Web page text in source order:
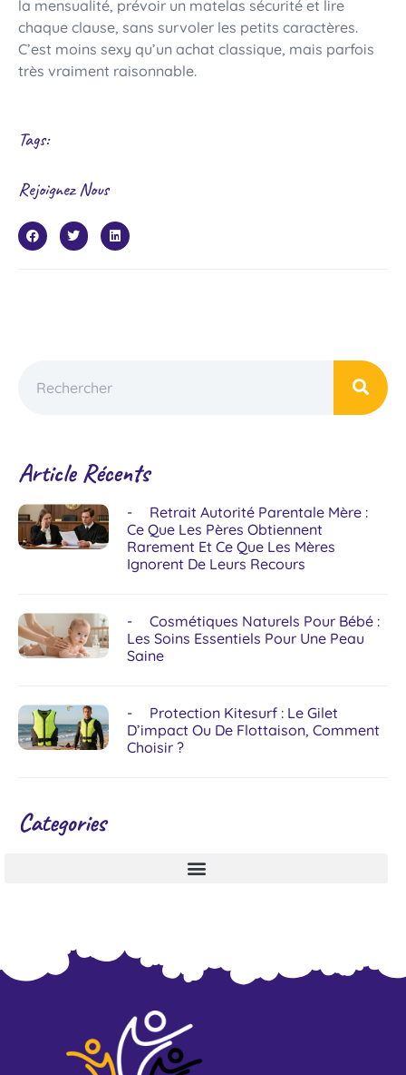
la mensualité, prévoir un matelas sécurité et lire
chaque clause, sans survoler les petits caractères.
C’est moins sexy qu’un achat classique, mais parfois
très vraiment raisonnable.
Tags:
Rejoignez Nous
Article Récents
Retrait Autorité Parentale Mère :
Ce Que Les Pères Obtiennent
Rarement Et Ce Que Les Mères
Ignorent De Leurs Recours
Cosmétiques Naturels Pour Bébé :
Les Soins Essentiels Pour Une Peau
Saine
Protection Kitesurf : Le Gilet
D’impact Ou De Flottaison, Comment
Choisir ?
Categories